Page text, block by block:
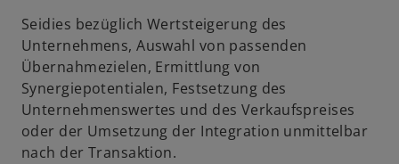
Seidies bezüglich Wertsteigerung des
Unternehmens, Auswahl von passenden
Übernahmezielen, Ermittlung von
Synergiepotentialen, Festsetzung des
Unternehmenswertes und des Verkaufspreises
oder der Umsetzung der Integration unmittelbar
nach der Transaktion.